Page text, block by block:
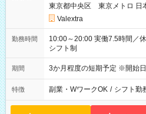
東京都中央区 東京メトロ 日
Valextra
勤務時間
10:00～20:00 実働7.5時間／休憩1.5時間 営業時間に合わせた
シフト制
期間 3か月程度の短期予定 ※開始
特徴 副業・WワークOK / シフト勤